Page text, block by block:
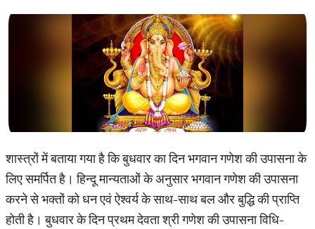
शास्त्रों में बताया गया है कि बुधवार का दिन भगवान गणेश की उपासना के
लिए समर्पित है। हिन्दू मान्यताओं के अनुसार भगवान गणेश की उपासना
करने से भक्तों को धन एवं ऐश्वर्य के साथ-साथ बल और बुद्धि की प्राप्ति
होती है। बुधवार के दिन प्रथम देवता श्री गणेश की उपासना विधि-